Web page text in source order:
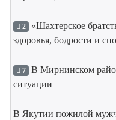
2 «Шахтерское
здоровья, бодрости и
7 В Мирнинском
ситуации
В Якутии пожилой